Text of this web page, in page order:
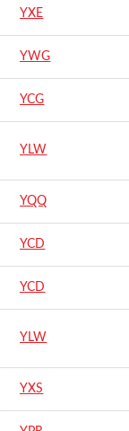
YXE
YWG
YCG
YLW
YQQ
YCD
YCD
YLW
YXS